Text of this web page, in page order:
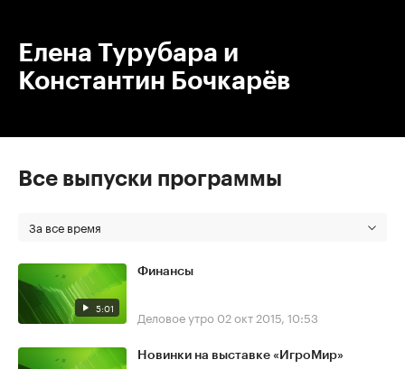
Елена Турубара и
Константин Бочкарёв
Все выпуски программы
За все время
5:01
Финансы
Деловое утро 02 окт 2015, 10:53
Новинки на выставке «ИгроМир»